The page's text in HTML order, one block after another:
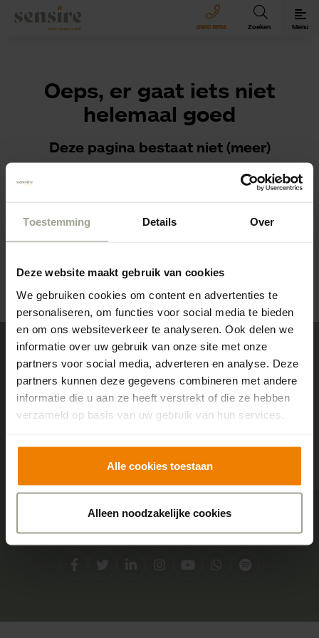
Toestemming Details Over
Deze website maakt gebruik van cookies
We gebruiken cookies om content en advertenties te
personaliseren, om functies voor social media te bieden
en om ons websiteverkeer te analyseren. Ook delen we
informatie over uw gebruik van onze site met onze
partners voor social media, adverteren en analyse. Deze
partners kunnen deze gegevens combineren met andere
informatie die u aan ze heeft verstrekt of die ze hebben
verzameld op basis van uw gebruik van hun services.
Alle cookies toestaan
Alleen noodzakelijke cookies
Sensire logo
0900 8856 Zoeken Menu
Oeps, er gaat iets niet
helemaal goed
Deze pagina bestaat niet (meer)
We willen jouw vraag of sollicitatie natuurlijk wel graag
Ga naar de homepaginaof navigeer via het menu
Sensire logo
Boterstraat 2
7051 DA Varsseveld
Social media
FacebookTwitterLinkedInInstagramYouTubeWhatsapp
Spotify